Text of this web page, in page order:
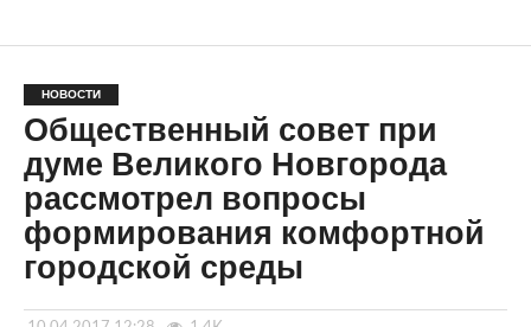
НОВОСТИ
Общественный совет при
думе Великого Новгорода
рассмотрел вопросы
формирования комфортной
городской среды